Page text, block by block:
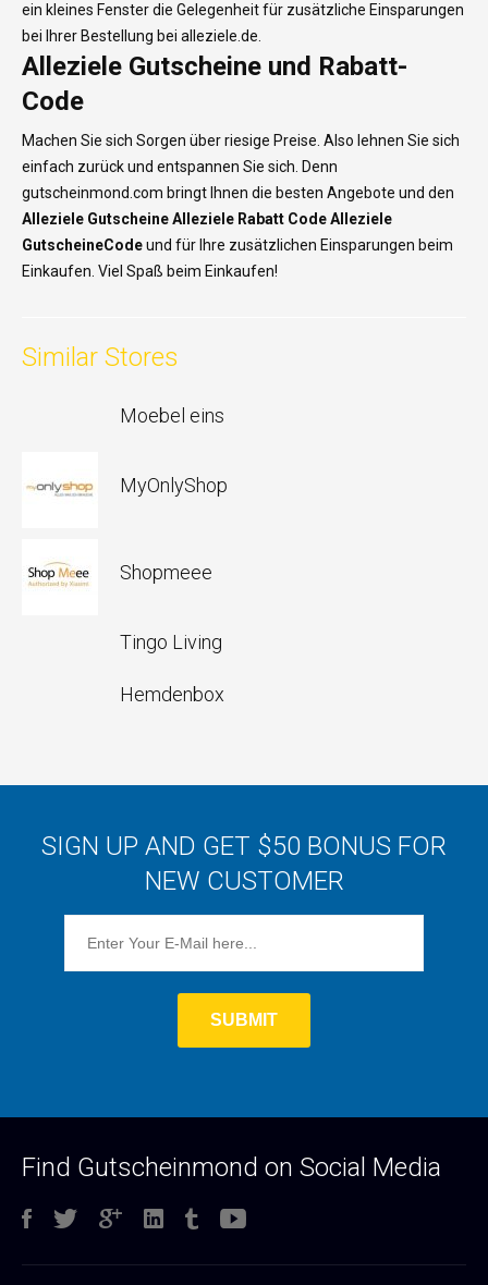
ein kleines Fenster die Gelegenheit für zusätzliche Einsparungen
bei Ihrer Bestellung bei alleziele.de.
Alleziele Gutscheine und Rabatt-
Code
Machen Sie sich Sorgen über riesige Preise. Also lehnen Sie sich
einfach zurück und entspannen Sie sich. Denn
gutscheinmond.com bringt Ihnen die besten Angebote und den
Alleziele Gutscheine Alleziele Rabatt Code Alleziele
GutscheineCodeund für Ihre zusätzlichen Einsparungen beim
Einkaufen. Viel Spaß beim Einkaufen!
Similar Stores
Moebel eins
MyOnlyShop
Shopmeee
Tingo Living
Hemdenbox
SIGN UP AND GET $50 BONUS FOR
NEW CUSTOMER
Find Gutscheinmond on Social Media